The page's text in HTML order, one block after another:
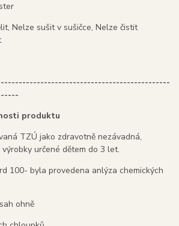
Nelze sušit v sušičce, Nelze čistit
produktu
TZÚ jako zdravotně nezávadná,
určené dětem do 3 let.
100- byla provedena anlýza chemických
ohně